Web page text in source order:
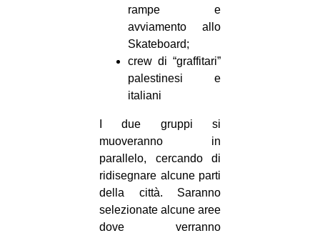
rampe e
avviamento allo
Skateboard;
crew di “graffitari”
palestinesi e
italiani
I due gruppi si
muoveranno in
parallelo, cercando di
ridisegnare alcune parti
della città. Saranno
selezionate alcune aree
dove verranno